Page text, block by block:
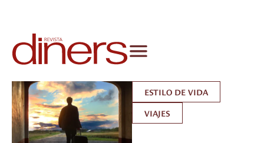
ESTILO DE VIDA
VIAJES